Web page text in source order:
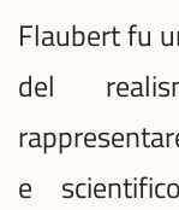
Flaubert fu
del
e